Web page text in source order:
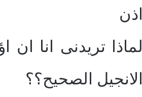
اذن
لماذا تريدنى انا
الانجيل الصحيح؟؟